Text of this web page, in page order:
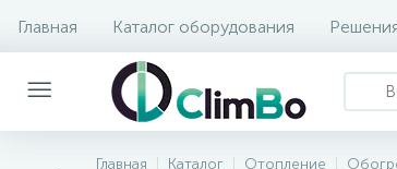
Главная Каталог оборудования
Главная Каталог Отопление